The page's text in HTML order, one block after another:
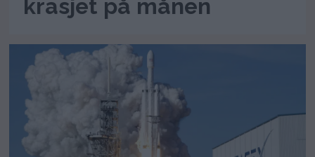
krasjet på månen